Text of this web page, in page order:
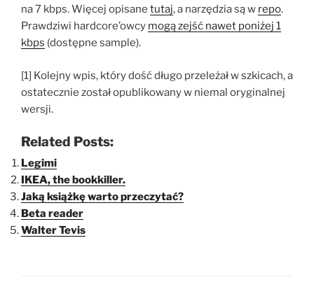
na 7 kbps. Więcej opisane tutaj, a narzędzia są w repo.
Prawdziwi hardcore’owcy mogą zejść nawet poniżej 1
kbps (dostępne sample).
[1] Kolejny wpis, który dość długo przeleżał w szkicach, a
ostatecznie został opublikowany w niemal oryginalnej
wersji.
Related Posts:
Legimi
IKEA, the bookkiller.
Jaką książkę warto przeczytać?
Beta reader
Walter Tevis